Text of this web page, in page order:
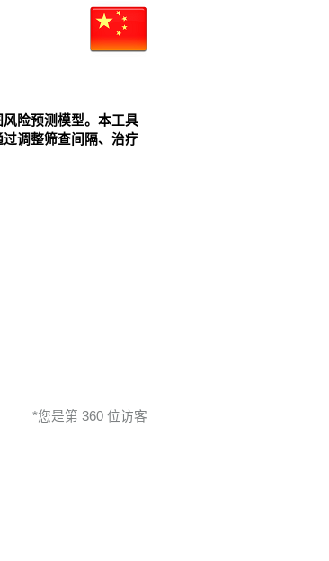
险预测模型。本工具
调整筛查间隔、治疗
*您是第 360 位访客